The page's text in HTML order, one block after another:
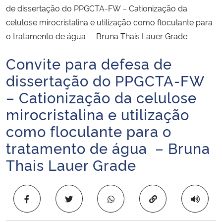
Ministério da Economia
Ministério da Infraestrutura
Ministério da Agricultura, Pecuária e Abastecimento
Ministério da Educação
Ministério da Cidadania
Ministério da Saúde
Ministério da Ciência, Tecnologia, Inovações e Comunicações
de dissertação do PPGCTA-FW – Cationização da
celulose mirocristalina e utilização como floculante para
o tratamento de água – Bruna Thais Lauer Grade
Início do conteúdo
Convite para defesa de
dissertação do PPGCTA-FW
– Cationização da celulose
mirocristalina e utilização
como floculante para o
tratamento de água – Bruna
Thais Lauer Grade
Copiar para área